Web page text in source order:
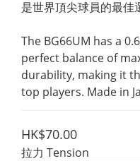
是世界頂尖球員的最佳
The BG66UM has a
perfect balance of
durability, making it
top players. Made in
HK$70.00
拉力 Tension